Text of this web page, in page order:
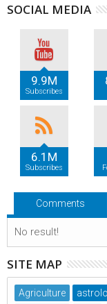
SOCIAL MEDIA
9.9M
Subscribes
6.1M
Subscribes
Comments
No result!
SITE MAP
Agriculture